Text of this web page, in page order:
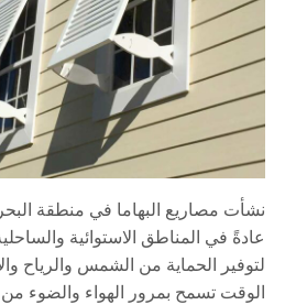
نشأت مصاريع البهاما في منطقة
عادةً في المناطق الاستوائية
لتوفير الحماية من الشمس والرياح
الوقت تسمح بمرور الهواء والضوء من